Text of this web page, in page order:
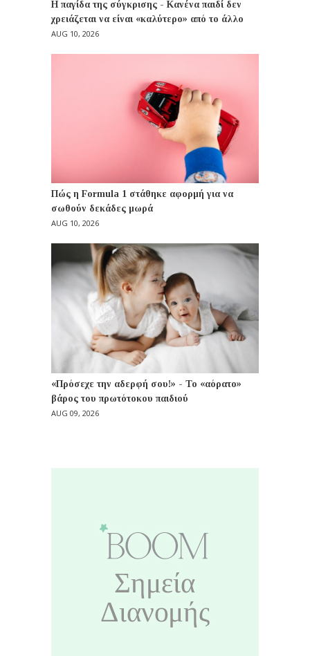
Η παγίδα της σύγκρισης - Κανένα παιδί δεν
χρειάζεται να είναι «καλύτερο» από το άλλο
AUG 10, 2026
Πώς η Formula 1 στάθηκε αφορμή για να
σωθούν δεκάδες μωρά
AUG 10, 2026
«Πρόσεχε την αδερφή σου!» - Το «αόρατο»
βάρος του πρωτότοκου παιδιού
AUG 09, 2026